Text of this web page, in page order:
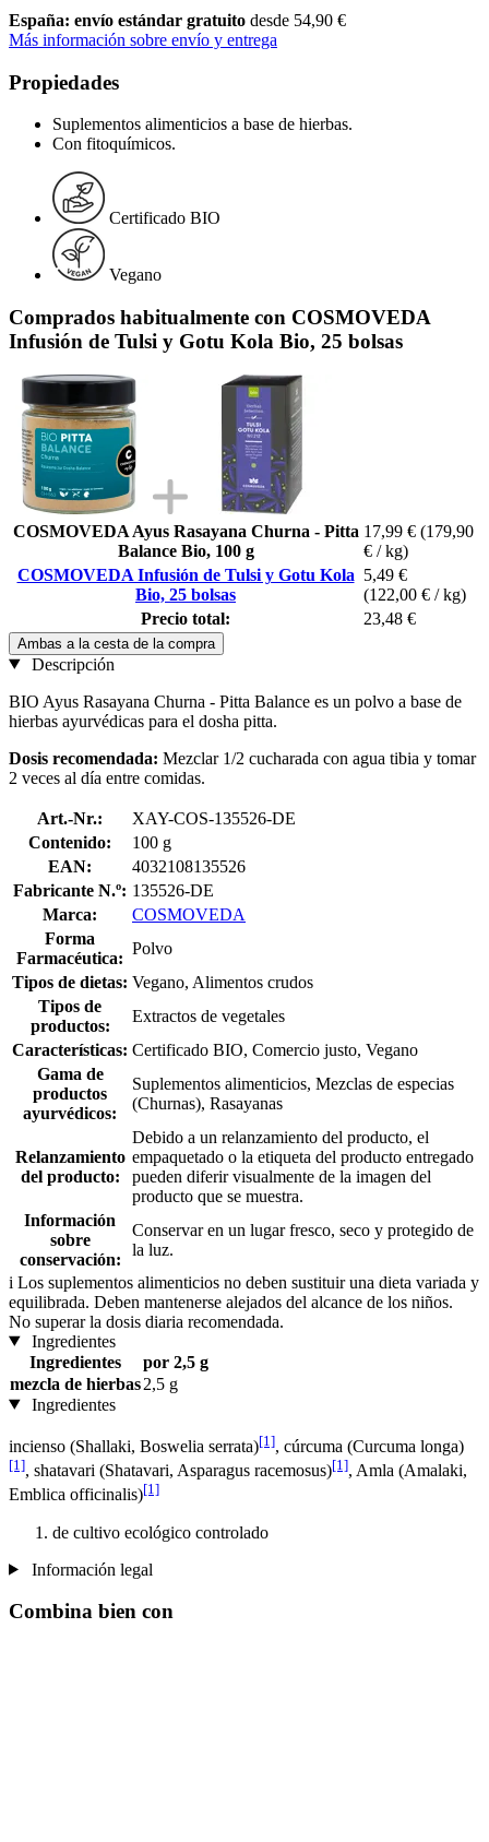
España: envío estándar gratuito desde 54,90 €
Más información sobre envío y entrega
Propiedades
Suplementos alimenticios a base de hierbas.
Con fitoquímicos.
Certificado BIO
Vegano
Comprados habitualmente con COSMOVEDA
Infusión de Tulsi y Gotu Kola Bio, 25 bolsas
COSMOVEDA Ayus Rasayana Churna - Pitta
Balance Bio, 100 g
17,99 € (179,90
€ / kg)
COSMOVEDA Infusión de Tulsi y Gotu Kola
Bio, 25 bolsas
5,49 €
(122,00 € / kg)
Precio total:
23,48 €
Ambas a la cesta de la compra
Descripción
BIO Ayus Rasayana Churna - Pitta Balance es un polvo a base de
hierbas ayurvédicas para el dosha pitta.
Dosis recomendada: Mezclar 1/2 cucharada con agua tibia y tomar
2 veces al día entre comidas.
Art.-Nr.:
XAY-COS-135526-DE
Contenido:
100 g
EAN:
4032108135526
Fabricante N.º: 135526-DE
Marca:
COSMOVEDA
Forma
Farmacéutica:
Polvo
Tipos de dietas: Vegano, Alimentos crudos
Tipos de
productos:
Extractos de vegetales
Características: Certificado BIO, Comercio justo, Vegano
Gama de
productos
ayurvédicos:
Suplementos alimenticios, Mezclas de especias
(Churnas), Rasayanas
Relanzamiento
del producto:
Debido a un relanzamiento del producto, el
empaquetado o la etiqueta del producto entregado
pueden diferir visualmente de la imagen del
producto que se muestra.
Información
sobre
conservación:
Conservar en un lugar fresco, seco y protegido de
la luz.
i Los suplementos alimenticios no deben sustituir una dieta variada y
equilibrada. Deben mantenerse alejados del alcance de los niños.
No superar la dosis diaria recomendada.
Ingredientes
Ingredientes
por 2,5 g
mezcla de hierbas2,5 g
Ingredientes
incienso (Shallaki, Boswelia serrata)[1], cúrcuma (Curcuma longa)
[1], shatavari (Shatavari, Asparagus racemosus)[1], Amla (Amalaki,
Emblica officinalis)[1]
de cultivo ecológico controlado
Información legal
Combina bien con